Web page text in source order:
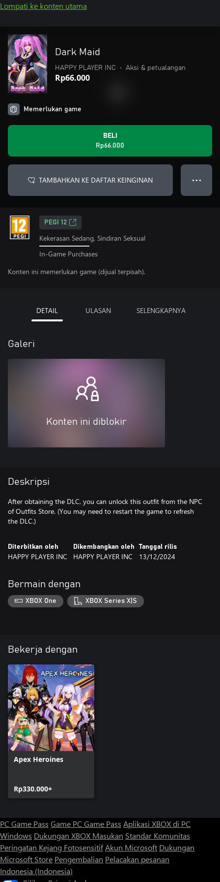
Lompati ke konten utama
Dark Maid
HAPPY PLAYER INC • Aksi & petualangan
Rp66.000
Memerlukan game
BELI
Rp66.000
TAMBAHKAN KE DAFTAR KEINGINAN ● ● ●
PEGI 12
Kekerasan Sedang, Sindiran Seksual
In-Game Purchases
Konten ini memerlukan game (dijual terpisah).
DETAIL ULASAN SELENGKAPNYA
Galeri
Konten ini diblokir
Deskripsi
After obtaining the DLC, you can unlock this outfit from the NPC
of Outfits Store. (You may need to restart the game to refresh
the DLC.)
Diterbitkan oleh
HAPPY PLAYER INC
Dikembangkan oleh
HAPPY PLAYER INC
Tanggal rilis
13/12/2024
Bermain dengan
XBOX One XBOX Series X|S
Bekerja dengan
Apex Heroines
Rp330.000+
PC Game Pass Game PC Game Pass Aplikasi XBOX di PC
Windows Dukungan XBOX Masukan Standar Komunitas
Peringatan Kejang FotosensitifAkun Microsoft Dukungan
Microsoft Store Pengembalian Pelacakan pesanan
Indonesia (Indonesia)